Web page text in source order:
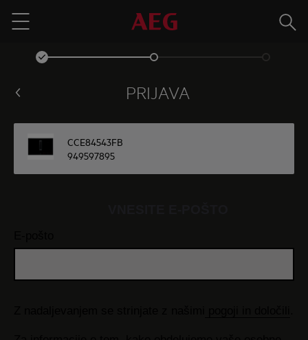
Menu
Išči
PRIJAVA
CCE84543FB
949597895